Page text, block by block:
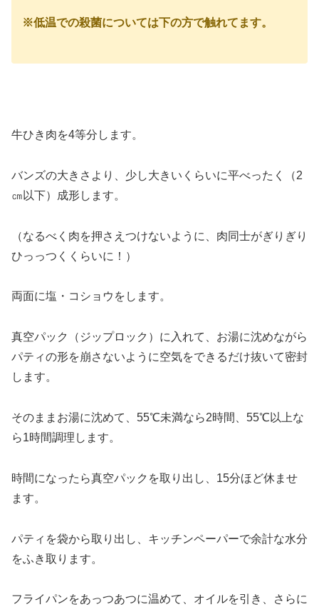
※低温での殺菌については下の方で触れてます。
牛ひき肉を4等分します。
バンズの大きさより、少し大きいくらいに平べったく（2
㎝以下）成形します。
（なるべく肉を押さえつけないように、肉同士がぎりぎり
ひっっつくくらいに！）
両面に塩・コショウをします。
真空パック（ジップロック）に入れて、お湯に沈めながら
パティの形を崩さないように空気をできるだけ抜いて密封
します。
そのままお湯に沈めて、55℃未満なら2時間、55℃以上な
ら1時間調理します。
時間になったら真空パックを取り出し、15分ほど休ませ
ます。
パティを袋から取り出し、キッチンペーパーで余計な水分
をふき取ります。
フライパンをあっつあつに温めて、オイルを引き、さらに